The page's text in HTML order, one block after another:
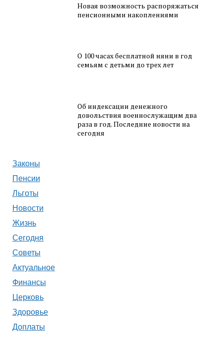
Новая возможность распоряжаться
пенсионными накоплениями
О 100 часах бесплатной няни в год
семьям с детьми до трех лет
Об индексации денежного
довольствия военнослужащим два
раза в год. Последние новости на
сегодня
Законы
Пенсии
Льготы
Новости
Жизнь
Сегодня
Советы
Актуальное
Финансы
Церковь
Здоровье
Доплаты